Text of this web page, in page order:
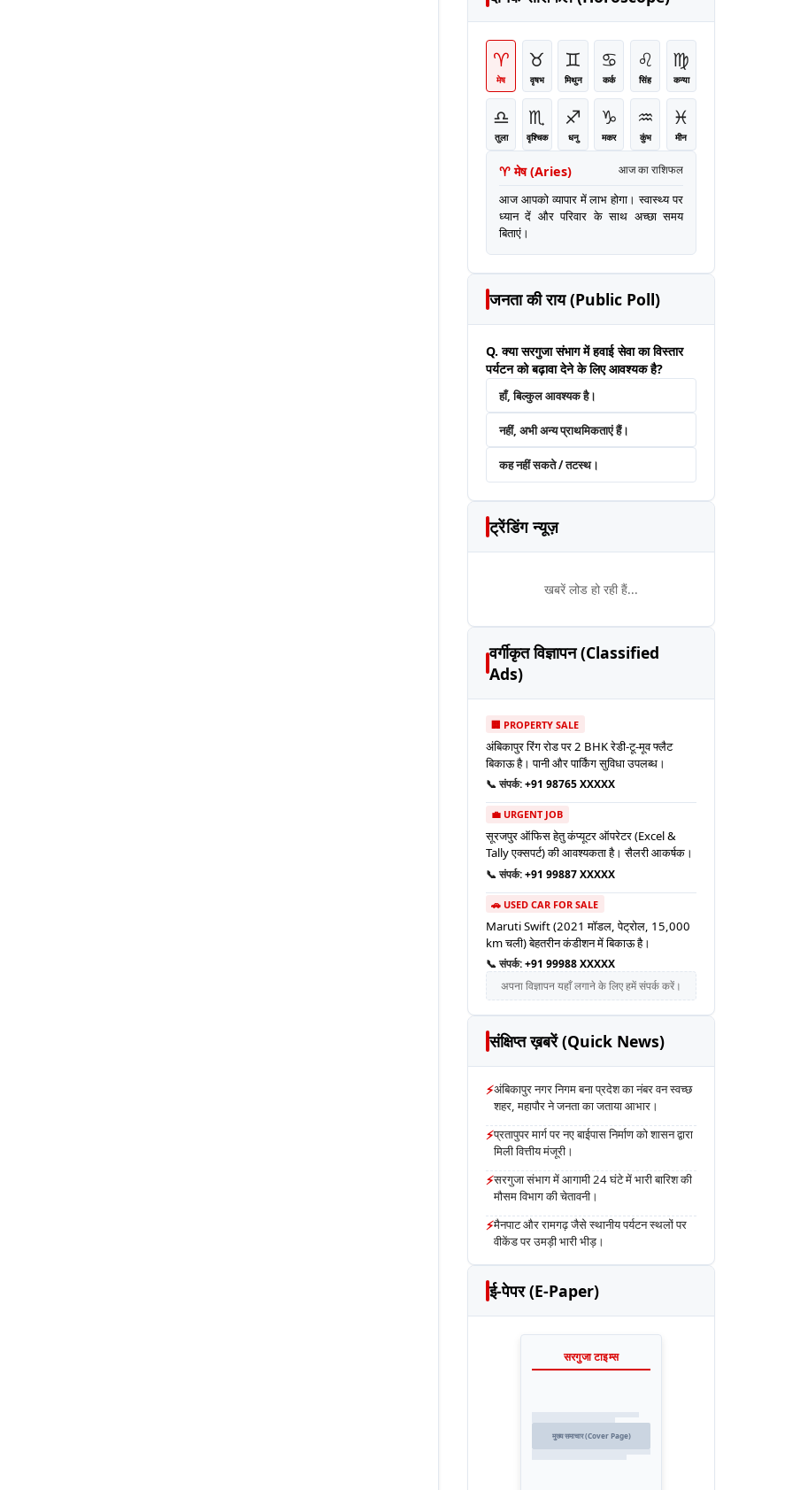
♈
मेष
♉
वृषभ
♊
मिथुन
♋
कर्क
♌
सिंह
♍
कन्या
♎
तुला
♏
वृश्चिक
♐
धनु
♑
मकर
♒
कुंभ
♓
मीन
♈ मेष(Aries) आज का राशिफल
आज आपको व्यापार में लाभ होगा। स्वास्थ्य पर
ध्यान दें और परिवार के साथ अच्छा समय
बिताएं।
जनता की राय (Public Poll)
Q. क्या सरगुजा संभाग में हवाई सेवा का विस्तार
पर्यटन को बढ़ावा देने के लिए आवश्यक है?
हाँ, बिल्कुल आवश्यक है।
नहीं, अभी अन्य प्राथमिकताएं हैं।
कह नहीं सकते / तटस्थ।
ट्रेंडिंग न्यूज़
खबरें लोड हो रही हैं...
वर्गीकृत विज्ञापन (Classified
Ads)
🏢 PROPERTY SALE
अंबिकापुर रिंग रोड पर 2 BHK रेडी-टू-मूव फ्लैट
बिकाऊ है। पानी और पार्किंग सुविधा उपलब्ध।
📞 संपर्क:+91 98765 XXXXX
💼 URGENT JOB
सूरजपुर ऑफिस हेतु कंप्यूटर ऑपरेटर (Excel &
Tally एक्सपर्ट) की आवश्यकता है। सैलरी आकर्षक।
📞 संपर्क:+91 99887 XXXXX
🚗 USED CAR FOR SALE
Maruti Swift (2021 मॉडल, पेट्रोल, 15,000
km चली) बेहतरीन कंडीशन में बिकाऊ है।
📞 संपर्क:+91 99988 XXXXX
अपना विज्ञापन यहाँ लगाने के लिए हमें संपर्क करें।
संक्षिप्त ख़बरें (Quick News)
⚡अंबिकापुर नगर निगम बना प्रदेश का नंबर वन स्वच्छ
शहर, महापौर ने जनता का जताया आभार।
⚡प्रतापुपर मार्ग पर नए बाईपास निर्माण को शासन द्वारा
मिली वित्तीय मंजूरी।
⚡सरगुजा संभाग में आगामी 24 घंटे में भारी बारिश की
मौसम विभाग की चेतावनी।
⚡मैनपाट और रामगढ़ जैसे स्थानीय पर्यटन स्थलों पर
वीकेंड पर उमड़ी भारी भीड़।
ई-पेपर (E-Paper)
सरगुजा टाइम्स
मुख्य समाचार (Cover Page)